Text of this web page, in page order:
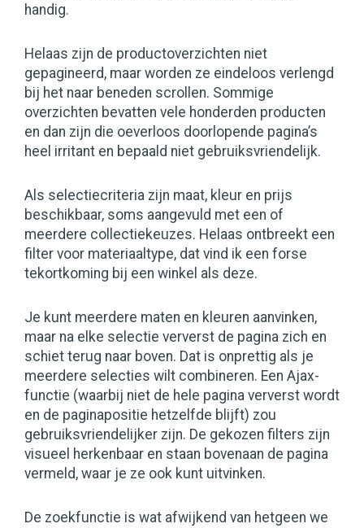
handig.
Helaas zijn de productoverzichten niet
gepagineerd, maar worden ze eindeloos verlengd
bij het naar beneden scrollen. Sommige
overzichten bevatten vele honderden producten
en dan zijn die oeverloos doorlopende pagina’s
heel irritant en bepaald niet gebruiksvriendelijk.
Als selectiecriteria zijn maat, kleur en prijs
beschikbaar, soms aangevuld met een of
meerdere collectiekeuzes. Helaas ontbreekt een
filter voor materiaaltype, dat vind ik een forse
tekortkoming bij een winkel als deze.
Je kunt meerdere maten en kleuren aanvinken,
maar na elke selectie ververst de pagina zich en
schiet terug naar boven. Dat is onprettig als je
meerdere selecties wilt combineren. Een Ajax-
functie (waarbij niet de hele pagina ververst wordt
en de paginapositie hetzelfde blijft) zou
gebruiksvriendelijker zijn. De gekozen filters zijn
visueel herkenbaar en staan bovenaan de pagina
vermeld, waar je ze ook kunt uitvinken.
De zoekfunctie is wat afwijkend van hetgeen we